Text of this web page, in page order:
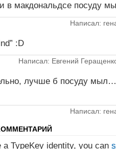
в макдональдсе посуду
Написал:
:D
Написал: Евгений
лучше б посуду
Написал:
a TypeKey identity, you can